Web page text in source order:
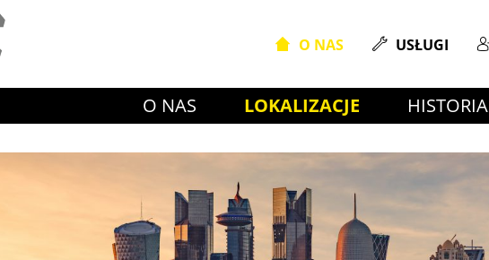
O NAS
O NAS LOKALIZACJE HISTORIA
USŁUGI